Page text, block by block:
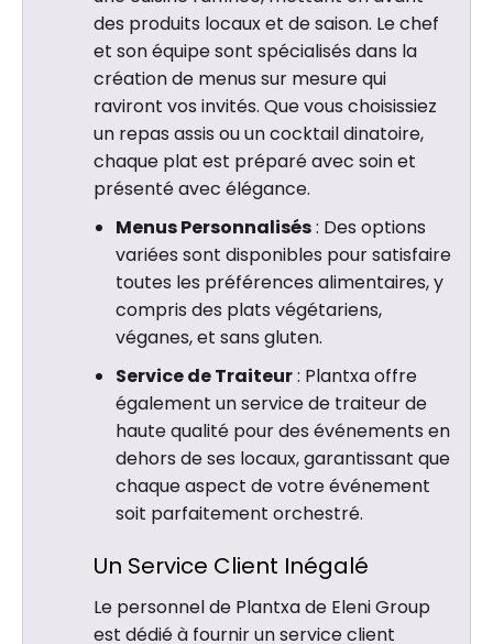
des produits locaux et de saison. Le chef
et son équipe sont spécialisés dans la
création de menus sur mesure qui
raviront vos invités. Que vous choisissiez
un repas assis ou un cocktail dinatoire,
chaque plat est préparé avec soin et
présenté avec élégance.
Menus Personnalisés: Des options
variées sont disponibles pour satisfaire
toutes les préférences alimentaires, y
compris des plats végétariens,
véganes, et sans gluten.
Service de Traiteur: Plantxa offre
également un service de traiteur de
haute qualité pour des événements en
dehors de ses locaux, garantissant que
chaque aspect de votre événement
soit parfaitement orchestré.
Un Service Client Inégalé
Le personnel de Plantxa de Eleni Group
est dédié à fournir un service client